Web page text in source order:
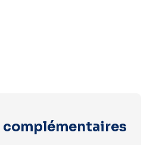
complémentaires